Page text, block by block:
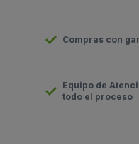
Compras con
Equipo de
todo el proceso